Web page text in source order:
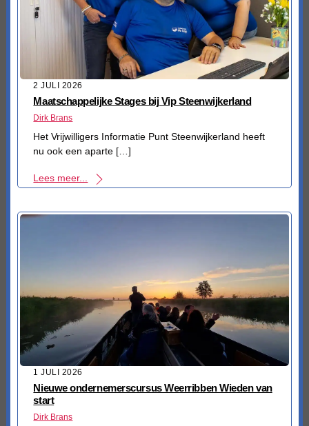
2 JULI 2026
Maatschappelijke Stages bij Vip Steenwijkerland
Dirk Brans
Het Vrijwilligers Informatie Punt Steenwijkerland heeft
nu ook een aparte […]
Lees meer...
1 JULI 2026
Nieuwe ondernemerscursus Weerribben Wieden van
start
Dirk Brans